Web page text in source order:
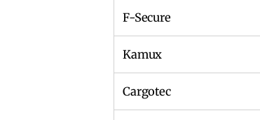
F-Secure
Kamux
Cargotec